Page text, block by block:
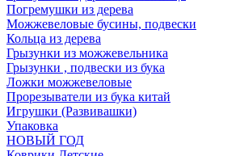
Погремушки из дерева
Можжевеловые бусины, подвески
Кольца из дерева
Грызунки из можжевельника
Грызунки , подвески из бука
Ложки можжевеловые
Прорезыватели из бука китай
Игрушки (Развивашки)
Упаковка
НОВЫЙ ГОД